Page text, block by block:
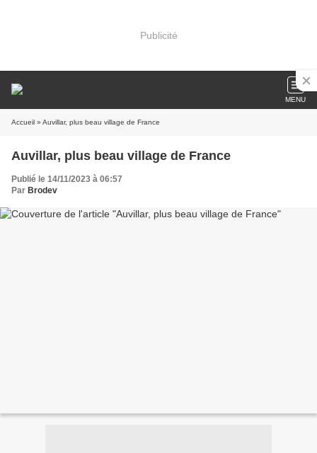
Publicité
MENU
Accueil » Auvillar, plus beau village de France
Auvillar, plus beau village de France
Publié le 14/11/2023 à 06:57
Par Brodev